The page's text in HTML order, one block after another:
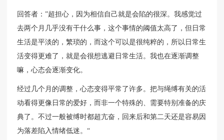
回答者：”超担心，因为相信自己就是会陷的很深。我感觉过
去两个月几乎没有干什么事，这个事情的阈值太高了，但日常
生活是平淡的，繁琐的，而这个可以是很纯粹的，所以日常生
活变得更难了，就是会很想逃避日常生活。我也在逐渐调整
嘛，心态会逐渐变化。
经过几个月的调整，心态变得平常了许多。把与绳缚有关的活
动看得更像日常的爱好，而非一个特殊的、需要特别准备的庆
典了。不过一般被缚时都超亢奋，回来后和第二天还是容易因
为落差陷入情绪低迷。“